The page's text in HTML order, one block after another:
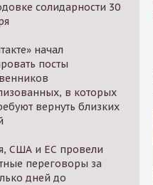
солидарности 30
начал
посты
в которых
вернуть близких
США и ЕС провели
переговоры за
дней до